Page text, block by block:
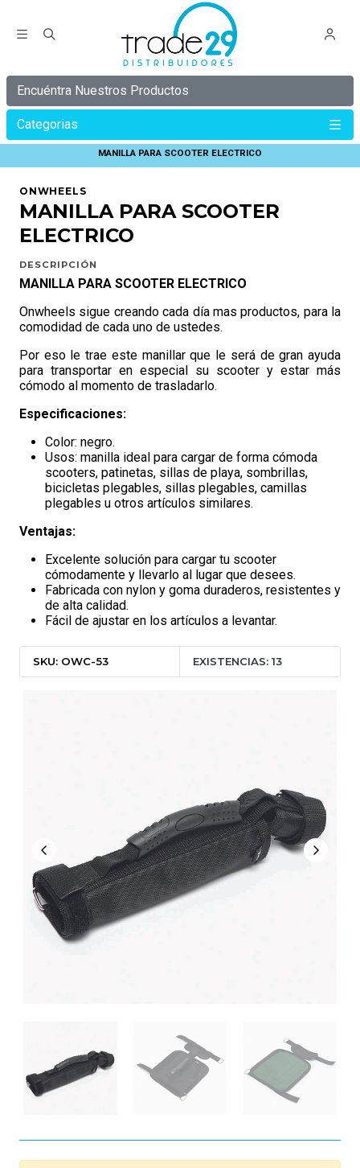
Encuéntra Nuestros Productos
Categorias
MANILLA PARA SCOOTER ELECTRICO
ONWHEELS
MANILLA PARA SCOOTER
ELECTRICO
DESCRIPCIÓN
MANILLA PARA SCOOTER ELECTRICO
Onwheels sigue creando cada día mas productos, para la
comodidad de cada uno de ustedes.
Por eso le trae este manillar que le será de gran ayuda
para transportar en especial su scooter y estar más
cómodo al momento de trasladarlo.
Especificaciones:
Color: negro.
Usos: manilla ideal para cargar de forma cómoda
scooters, patinetas, sillas de playa, sombrillas,
bicicletas plegables, sillas plegables, camillas
plegables u otros artículos similares.
Ventajas:
Excelente solución para cargar tu scooter
cómodamente y llevarlo al lugar que desees.
Fabricada con nylon y goma duraderos, resistentes y
de alta calidad.
Fácil de ajustar en los artículos a levantar.
SKU: OWC-53 EXISTENCIAS: 13